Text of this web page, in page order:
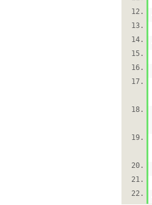
12.
13.
14.
15.
16.
17.
18.
19.
20.
21.
22.